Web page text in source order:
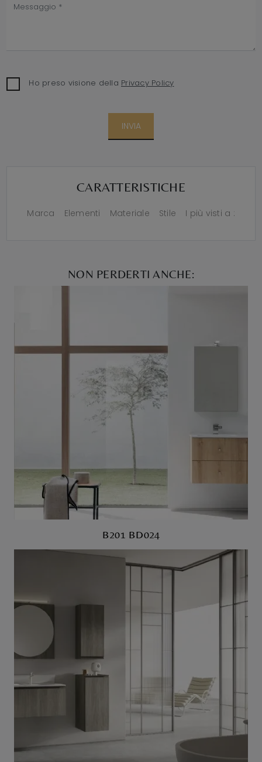
Ho preso visione della Privacy Policy
INVIA
CARATTERISTICHE
Marca Elementi Materiale Stile I più visti a :
NON PERDERTI ANCHE:
B201 BD024